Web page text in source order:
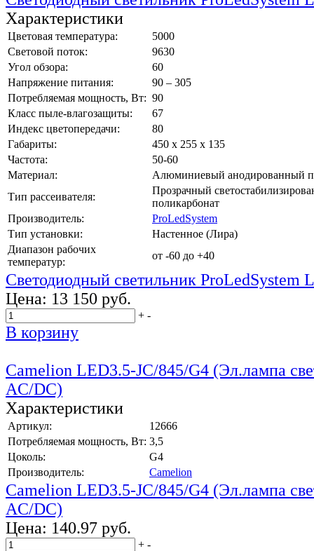
Характеристики
Цветовая температура:
5000
Световой поток:
9630
Угол обзора:
60
Напряжение питания:
90 – 305
Потребляемая мощность, Вт: 90
Класс пыле-влагозащиты:
67
Индекс цветопередачи:
80
Габариты:
450 х 255 х 135
Частота:
50-60
Материал:
Алюминиевый анодированный
Тип рассеивателя:
Прозрачный
поликарбонат
Производитель:
ProLedSystem
Тип установки:
Настенное (Лира)
Диапазон рабочих
температур:
от -60 до +40
Светодиодный светильник ProLedSystem
Цена: 13 150 руб.
+ -
В корзину
Camelion LED3.5-JC/845/G4 (Эл.лампа
AC/DC)
Характеристики
Артикул:
12666
Потребляемая мощность, Вт: 3,5
Цоколь:
G4
Производитель:
Camelion
Camelion LED3.5-JC/845/G4 (Эл.лампа
AC/DC)
Цена: 140.97 руб.
+ -